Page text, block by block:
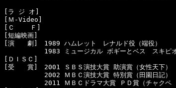
[ラ ジ オ]
[Ｍ-Video]
[Ｃ    Ｆ]
[短編映画]
[演　　劇]　1989 ハムレット　レナルド役（端役）
　　　　　1983 ミュージカル ボギーとベス　スキピオ
[ＤＩＳＣ]
[受　　賞]　2001 ＳＢＳ演技大賞 助演賞（女性天下）
  　　　　　2002 ＭＢＣ演技大賞 特別賞（田園日記）
　　　　　2011 ＭＢＣドラマ大賞 ＰＤ賞（チャクペ　